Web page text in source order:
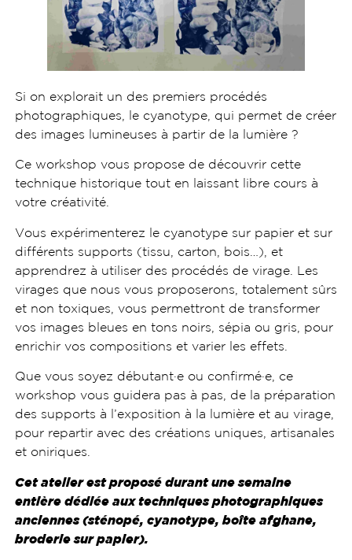
Si on explorait un des premiers procédés
photographiques, le cyanotype, qui permet de créer
des images lumineuses à partir de la lumière ?
Ce workshop vous propose de découvrir cette
technique historique tout en laissant libre cours à
votre créativité.
Vous expérimenterez le cyanotype sur papier et sur
différents supports (tissu, carton, bois…), et
apprendrez à utiliser des procédés de virage. Les
virages que nous vous proposerons, totalement sûrs
et non toxiques, vous permettront de transformer
vos images bleues en tons noirs, sépia ou gris, pour
enrichir vos compositions et varier les effets.
Que vous soyez débutant·e ou confirmé·e, ce
workshop vous guidera pas à pas, de la préparation
des supports à l’exposition à la lumière et au virage,
pour repartir avec des créations uniques, artisanales
et oniriques.
Cet atelier est proposé durant une semaine
entière dédiée aux techniques photographiques
anciennes (sténopé, cyanotype, boîte afghane,
broderie sur papier).